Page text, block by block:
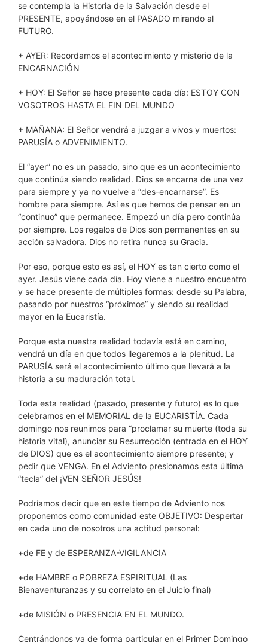
se contempla la Historia de la Salvación desde el
PRESENTE, apoyándose en el PASADO mirando al
FUTURO.
+ AYER: Recordamos el acontecimiento y misterio de la
ENCARNACIÓN
+ HOY: El Señor se hace presente cada día: ESTOY CON
VOSOTROS HASTA EL FIN DEL MUNDO
+ MAÑANA: El Señor vendrá a juzgar a vivos y muertos:
PARUSÍA o ADVENIMIENTO.
El “ayer” no es un pasado, sino que es un acontecimiento
que continúa siendo realidad. Dios se encarna de una vez
para siempre y ya no vuelve a “des-encarnarse”. Es
hombre para siempre. Así es que hemos de pensar en un
“continuo” que permanece. Empezó un día pero continúa
por siempre. Los regalos de Dios son permanentes en su
acción salvadora. Dios no retira nunca su Gracia.
Por eso, porque esto es así, el HOY es tan cierto como el
ayer. Jesús viene cada día. Hoy viene a nuestro encuentro
y se hace presente de múltiples formas: desde su Palabra,
pasando por nuestros “próximos” y siendo su realidad
mayor en la Eucaristía.
Porque esta nuestra realidad todavía está en camino,
vendrá un día en que todos llegaremos a la plenitud. La
PARUSÍA será el acontecimiento último que llevará a la
historia a su maduración total.
Toda esta realidad (pasado, presente y futuro) es lo que
celebramos en el MEMORIAL de la EUCARISTÍA. Cada
domingo nos reunimos para “proclamar su muerte (toda su
historia vital), anunciar su Resurrección (entrada en el HOY
de DIOS) que es el acontecimiento siempre presente; y
pedir que VENGA. En el Adviento presionamos esta última
“tecla” del ¡VEN SEÑOR JESÚS!
Podríamos decir que en este tiempo de Adviento nos
proponemos como comunidad este OBJETIVO: Despertar
en cada uno de nosotros una actitud personal:
+de FE y de ESPERANZA-VIGILANCIA
+de HAMBRE o POBREZA ESPIRITUAL (Las
Bienaventuranzas y su correlato en el Juicio final)
+de MISIÓN o PRESENCIA EN EL MUNDO.
Centrándonos ya de forma particular en el Primer Domingo